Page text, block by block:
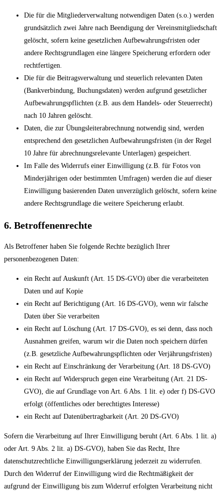
Die für die Mitgliederverwaltung notwendigen Daten (s.o.) werden
grundsätzlich zwei Jahre nach Beendigung der Vereinsmitgliedschaft
gelöscht, sofern keine gesetzlichen Aufbewahrungsfristen oder
andere Rechtsgrundlagen eine längere Speicherung erfordern oder
rechtfertigen.
Die für die Beitragsverwaltung und steuerlich relevanten Daten
(Bankverbindung, Buchungsdaten) werden aufgrund gesetzlicher
Aufbewahrungspflichten (z.B. aus dem Handels- oder Steuerrecht)
nach 10 Jahren gelöscht.
Daten, die zur Übungsleiterabrechnung notwendig sind, werden
entsprechend den gesetzlichen Aufbewahrungsfristen (in der Regel
10 Jahre für abrechnungsrelevante Unterlagen) gespeichert.
Im Falle des Widerrufs einer Einwilligung (z.B. für Fotos von
Minderjährigen oder bestimmten Umfragen) werden die auf dieser
Einwilligung basierenden Daten unverzüglich gelöscht, sofern keine
andere Rechtsgrundlage die weitere Speicherung erlaubt.
6. Betroffenenrechte
Als Betroffener haben Sie folgende Rechte bezüglich Ihrer
personenbezogenen Daten:
ein Recht auf Auskunft (Art. 15 DS-GVO) über die verarbeiteten
Daten und auf Kopie
ein Recht auf Berichtigung (Art. 16 DS-GVO), wenn wir falsche
Daten über Sie verarbeiten
ein Recht auf Löschung (Art. 17 DS-GVO), es sei denn, dass noch
Ausnahmen greifen, warum wir die Daten noch speichern dürfen
(z.B. gesetzliche Aufbewahrungspflichten oder Verjährungsfristen)
ein Recht auf Einschränkung der Verarbeitung (Art. 18 DS-GVO)
ein Recht auf Widerspruch gegen eine Verarbeitung (Art. 21 DS-
GVO), die auf Grundlage von Art. 6 Abs. 1 lit. e) oder f) DS-GVO
erfolgt (öffentliches oder berechtigtes Interesse)
ein Recht auf Datenübertragbarkeit (Art. 20 DS-GVO)
Sofern die Verarbeitung auf Ihrer Einwilligung beruht (Art. 6 Abs. 1 lit. a)
oder Art. 9 Abs. 2 lit. a) DS-GVO), haben Sie das Recht, Ihre
datenschutzrechtliche Einwilligungserklärung jederzeit zu widerrufen.
Durch den Widerruf der Einwilligung wird die Rechtmäßigkeit der
aufgrund der Einwilligung bis zum Widerruf erfolgten Verarbeitung nicht